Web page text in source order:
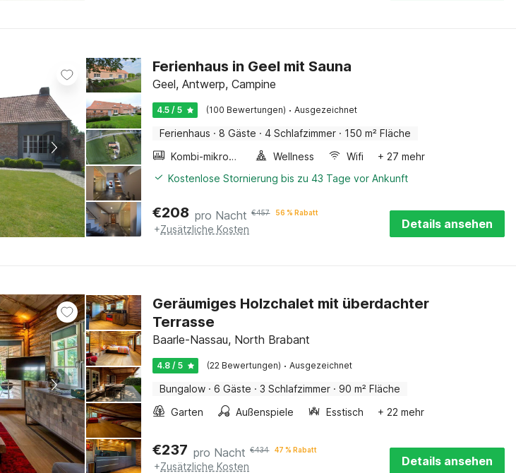
Ferienhaus in Geel mit Sauna
Geel, Antwerp, Campine
4.5 / 5 (100 Bewertungen) · Ausgezeichnet
Ferienhaus · 8 Gäste · 4 Schlafzimmer · 150 m² Fläche
Kombi-mikrowelle
Wellness Wifi
+ 27 mehr
Kostenlose Stornierung bis zu 43 Tage vor Ankunft
€208 pro Nacht €457 56 % Rabatt
+Zusätzliche Kosten Details ansehen
Geräumiges Holzchalet mit überdachter
Terrasse
Baarle-Nassau, North Brabant
4.8 / 5 (22 Bewertungen) · Ausgezeichnet
Bungalow · 6 Gäste · 3 Schlafzimmer · 90 m² Fläche
Garten
Außenspiele Esstisch + 22 mehr
€237 pro Nacht €434 47 % Rabatt
+Zusätzliche Kosten Details ansehen